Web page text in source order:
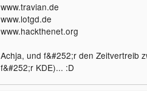
www.travian.de
www.lotgd.de
www.hackthenet.org
Achja, und f&#252;r den Zeitvertreib
f&#252;r KDE)... :D